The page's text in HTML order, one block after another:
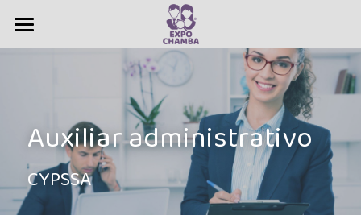
Vacantes
Todas las Categorías
Administrativas
Administrativo
Agente Bilingüe Intermedio
Bolsa de Trabajo
Ferias de empleo
Servicios
Nosotros
Auxiliar administrativo
CYPSSA
CATEGORÍAS DE LA TIENDA
Todas las Categorías